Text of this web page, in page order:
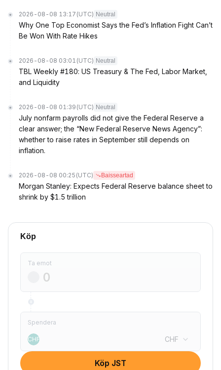
2026-08-08 13:17 (UTC) Neutral
Why One Top Economist Says the Fed’s Inflation Fight Can’t
Be Won With Rate Hikes
2026-08-08 03:01 (UTC) Neutral
TBL Weekly #180: US Treasury & The Fed, Labor Market,
and Liquidity
2026-08-08 01:39 (UTC) Neutral
July nonfarm payrolls did not give the Federal Reserve a
clear answer; the “New Federal Reserve News Agency”:
whether to raise rates in September still depends on
inflation.
2026-08-08 00:25 (UTC) Baisseartad
Morgan Stanley: Expects Federal Reserve balance sheet to
shrink by $1.5 trillion
Köp
Ta emot
Spendera
CHF CHF
Köp JST